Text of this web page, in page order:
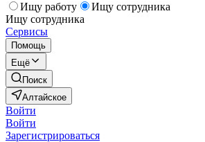
Ищу работу
Ищу сотрудника
Ищу сотрудника
Сервисы
Помощь
Ещё
Поиск
Алтайское
Войти
Войти
Зарегистрироваться